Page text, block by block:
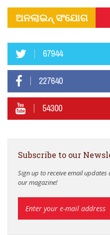
ଅନଲାଇନ୍ ସଂଯୋଗ
67944
227640
54300
Subscribe to our
Sign up to receive email
our magazine!